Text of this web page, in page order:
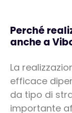
Perché
anche a
La
efficace
da tipo di
importante